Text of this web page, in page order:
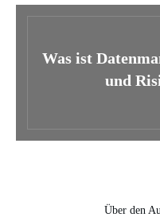
Was ist
und
Über den